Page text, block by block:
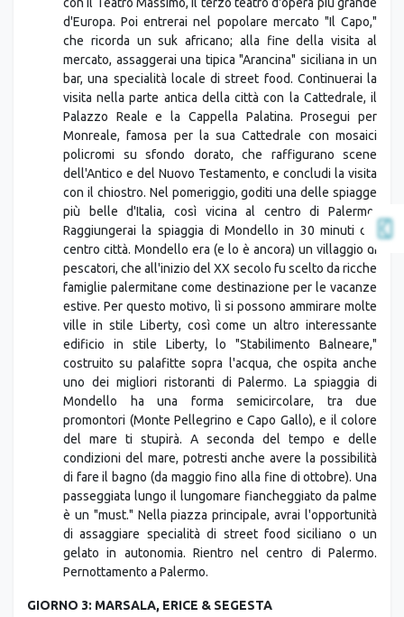
mercato, assaggerai una tipica "Arancina" siciliana in un
bar, una specialità locale di street food. Continuerai la
visita nella parte antica della città con la Cattedrale, il
Palazzo Reale e la Cappella Palatina. Prosegui per
Monreale, famosa per la sua Cattedrale con mosaici
policromi su sfondo dorato, che raffigurano scene
dell'Antico e del Nuovo Testamento, e concludi la visita
con il chiostro. Nel pomeriggio, goditi una delle spiagge
più belle d'Italia, così vicina al centro di Palermo.
Raggiungerai la spiaggia di Mondello in 30 minuti dal
centro città. Mondello era (e lo è ancora) un villaggio di
pescatori, che all'inizio del XX secolo fu scelto da ricche
famiglie palermitane come destinazione per le vacanze
estive. Per questo motivo, lì si possono ammirare molte
ville in stile Liberty, così come un altro interessante
edificio in stile Liberty, lo "Stabilimento Balneare,"
costruito su palafitte sopra l'acqua, che ospita anche
uno dei migliori ristoranti di Palermo. La spiaggia di
Mondello ha una forma semicircolare, tra due
promontori (Monte Pellegrino e Capo Gallo), e il colore
del mare ti stupirà. A seconda del tempo e delle
condizioni del mare, potresti anche avere la possibilità
di fare il bagno (da maggio fino alla fine di ottobre). Una
passeggiata lungo il lungomare fiancheggiato da palme
è un "must." Nella piazza principale, avrai l'opportunità
di assaggiare specialità di street food siciliano o un
gelato in autonomia. Rientro nel centro di Palermo.
Pernottamento a Palermo.
GIORNO 3: MARSALA, ERICE & SEGESTA
Colazione in hotel. Oggi sei libero di rilassarti ed
esplorare la città in autonomia oppure puoi visitare